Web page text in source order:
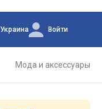
Украина Войти
Мода и аксессуары